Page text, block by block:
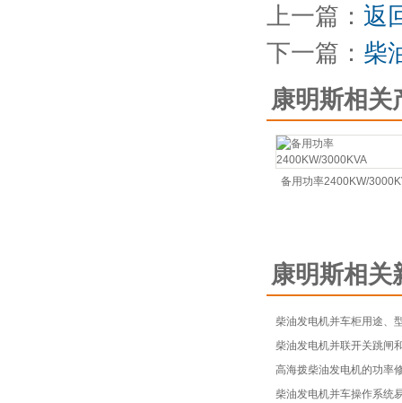
上一篇： 返
下一篇： 柴
康明斯相关
备用功率2400KW/
康明斯相关
柴油发电机并车柜用途、
柴油发电机并联开关跳闸
高海拨柴油发电机的功率
柴油发电机并车操作系统